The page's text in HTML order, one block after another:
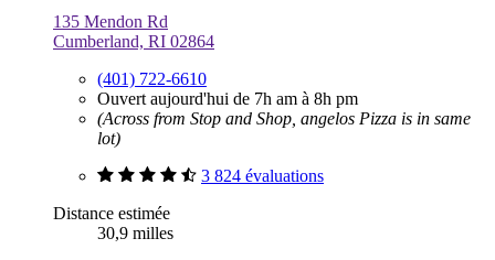
135 Mendon Rd
Cumberland, RI 02864
(401) 722-6610
Ouvert aujourd'hui de 7h am à 8h pm
(Across from Stop and Shop, angelos Pizza is in same
lot)
3 824 évaluations
Distance estimée
30,9 milles